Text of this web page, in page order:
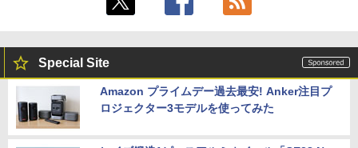
Special Site
Amazon プライムデー過去最安! Anker注目プ
ロジェクター3モデルを使ってみた